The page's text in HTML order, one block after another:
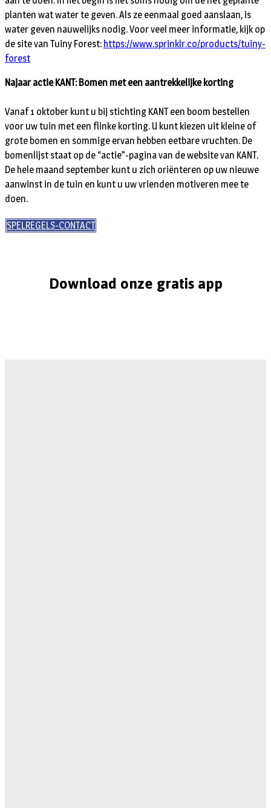
planten wat water te geven. Als ze eenmaal goed aanslaan, is
water geven nauwelijks nodig. Voor veel meer informatie, kijk op
de site van Tuiny Forest: https://www.sprinklr.co/products/tuiny-
forest
Najaar actie KANT: Bomen met een aantrekkelijke korting
Vanaf 1 oktober kunt u bij stichting KANT een boom bestellen
voor uw tuin met een flinke korting. U kunt kiezen uit kleine of
grote bomen en sommige ervan hebben eetbare vruchten. De
bomenlijst staat op de “actie”-pagina van de website van KANT.
De hele maand september kunt u zich oriënteren op uw nieuwe
aanwinst in de tuin en kunt u uw vrienden motiveren mee te
doen.
SPELREGELS-CONTACT
Download onze gratis app